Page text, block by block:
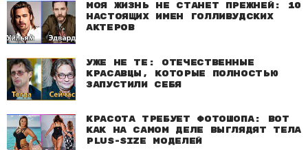
Моя жизнь не станет прежней: 10
настоящих имен голливудских
актеров
Уже не те: Отечественные
красавцы, которые полностью
запустили себя
Красота требует фотошопа: Вот
как на самом деле выглядят тела
plus-size моделей